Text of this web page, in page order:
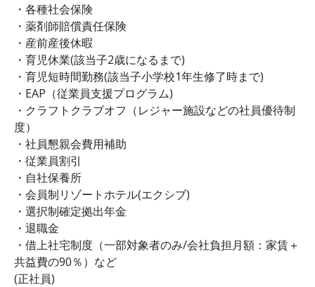
・各種社会保険
・薬剤師賠償責任保険
・産前産後休暇
・育児休業(該当子2歳になるまで)
・育児短時間勤務(該当子小学校1年生修了時まで)
・EAP（従業員支援プログラム)
・クラフトクラブオフ（レジャー施設などの社員優待制
度）
・社員懇親会費用補助
・従業員割引
・自社保養所
・会員制リゾートホテル(エクシブ)
・選択制確定拠出年金
・退職金
・借上社宅制度（一部対象者のみ/会社負担月額：家賃＋
共益費の90％）など
(正社員)